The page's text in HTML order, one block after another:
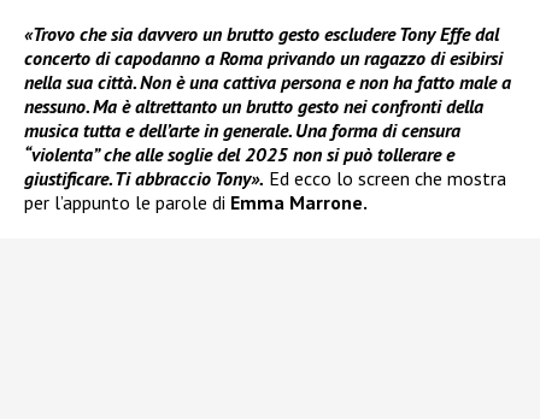
«Trovo che sia davvero un brutto gesto escludere Tony Effe dal
concerto di capodanno a Roma privando un ragazzo di esibirsi
nella sua città. Non è una cattiva persona e non ha fatto male a
nessuno. Ma è altrettanto un brutto gesto nei confronti della
musica tutta e dell’arte in generale. Una forma di censura
“violenta” che alle soglie del 2025 non si può tollerare e
giustificare. Ti abbraccio Tony». Ed ecco lo screen che mostra
per l’appunto le parole di Emma Marrone.